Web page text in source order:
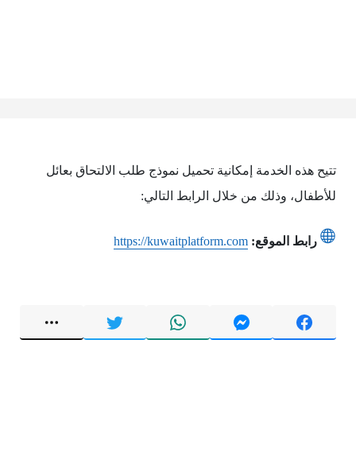
تتيح هذه الخدمة إمكانية تحميل نموذج طلب الالتحاق بعائل
للأطفال، وذلك من خلال الرابط التالي:
رابط الموقع: https://kuwaitplatform.com